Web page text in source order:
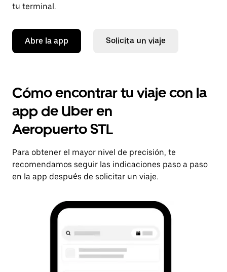
tu terminal.
Abre la app Solicita un viaje
Cómo encontrar tu viaje con la
app de Uber en
Aeropuerto STL
Para obtener el mayor nivel de precisión, te
recomendamos seguir las indicaciones paso a paso
en la app después de solicitar un viaje.